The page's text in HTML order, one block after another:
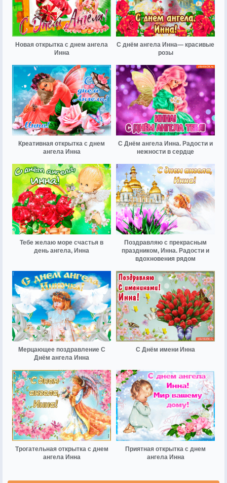
Новая открытка с днем ангела
Инна
С днём ангела Инна— красивые
розы
Креативная открытка с днем
ангела Инна
С Днём ангела Инна. Радости и
нежности в сердце
Тебе желаю море счастья в
день ангела, Инна
Поздравляю с прекрасным
праздником, Инна. Радости и
вдохновения рядом
Мерцающее поздравление С
Днём ангела Инна
С Днём имени Инна
Трогательная открытка с днем
ангела Инна
Приятная открытка с днем
ангела Инна